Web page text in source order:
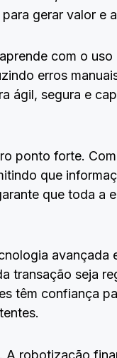
gerar valor e
com o
erros
ágil, segura e
ponto forte.
que
que toda a
transação seja
têm confiança
robotização